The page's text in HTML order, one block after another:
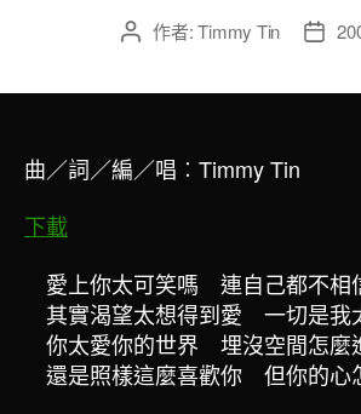
文 作者:Timmy Tin
文
曲／詞／編／唱︰Timmy Tin
下載
愛上你太可笑嗎 連自己都不相
其實渴望太想得到愛 一切是我
你太愛你的世界 埋沒空間怎麼
還是照樣這麼喜歡你 但你的心